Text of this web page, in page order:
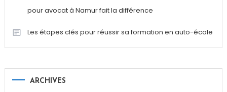
pour avocat à Namur fait la différence
Les étapes clés pour réussir sa formation en auto-école
ARCHIVES